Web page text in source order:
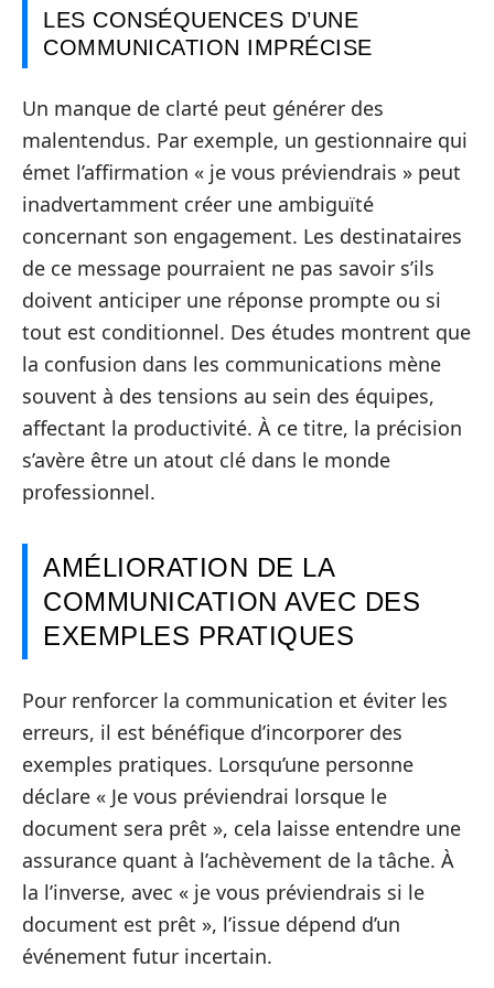
LES CONSÉQUENCES D’UNE
COMMUNICATION IMPRÉCISE
Un manque de clarté peut générer des
malentendus. Par exemple, un gestionnaire qui
émet l’affirmation « je vous préviendrais » peut
inadvertamment créer une ambiguïté
concernant son engagement. Les destinataires
de ce message pourraient ne pas savoir s’ils
doivent anticiper une réponse prompte ou si
tout est conditionnel. Des études montrent que
la confusion dans les communications mène
souvent à des tensions au sein des équipes,
affectant la productivité. À ce titre, la précision
s’avère être un atout clé dans le monde
professionnel.
AMÉLIORATION DE LA
COMMUNICATION AVEC DES
EXEMPLES PRATIQUES
Pour renforcer la communication et éviter les
erreurs, il est bénéfique d’incorporer des
exemples pratiques. Lorsqu’une personne
déclare « Je vous préviendrai lorsque le
document sera prêt », cela laisse entendre une
assurance quant à l’achèvement de la tâche. À
la l’inverse, avec « je vous préviendrais si le
document est prêt », l’issue dépend d’un
événement futur incertain.